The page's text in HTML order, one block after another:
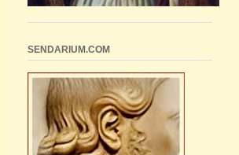
SENDARIUM.COM